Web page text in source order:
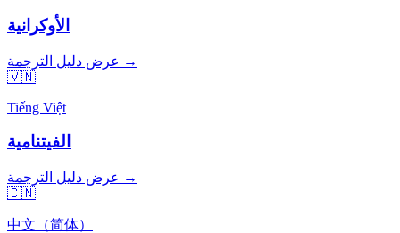
الأوكرانية
عرض دليل الترجمة →
🇻🇳
Tiếng Việt
الفيتنامية
عرض دليل الترجمة →
🇨🇳
中文（简体）